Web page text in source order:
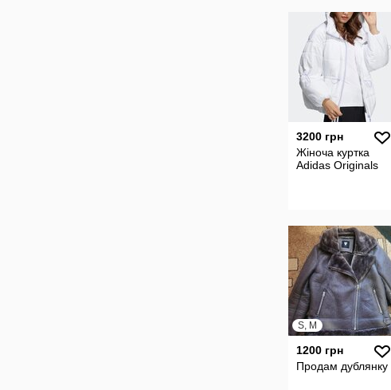
3200 грн
Жіноча куртка
Adidas Originals
S, M
1200 грн
Продам дублянку